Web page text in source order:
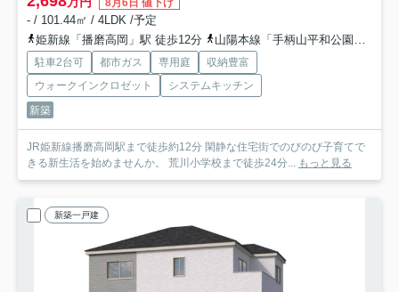
- / 101.44㎡ / 4LDK /予定
姫新線「播磨高岡」駅 徒歩12分
山陽本線「手柄山平和公園」駅 徒歩25分
駐車2台可 都市ガス 専用庭
収納豊富
ウォークインクロゼット
システムキッチン
新築
JR姫新線播磨高岡駅まで徒歩約12分 閑静な住宅街でのびのび子育てで
きる新生活を始めませんか。 荒川小学校まで徒歩24分... もっと見る
新築一戸建